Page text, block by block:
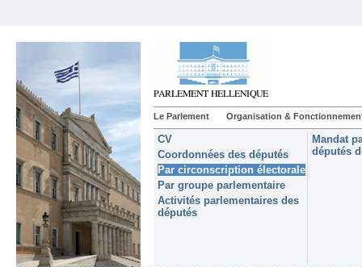
Le Parlement Organisation &
CV
Coordonnées des députés
Par circonscription électorale
Par groupe parlementaire
Activités parlementaires des
députés
Mandat
députés